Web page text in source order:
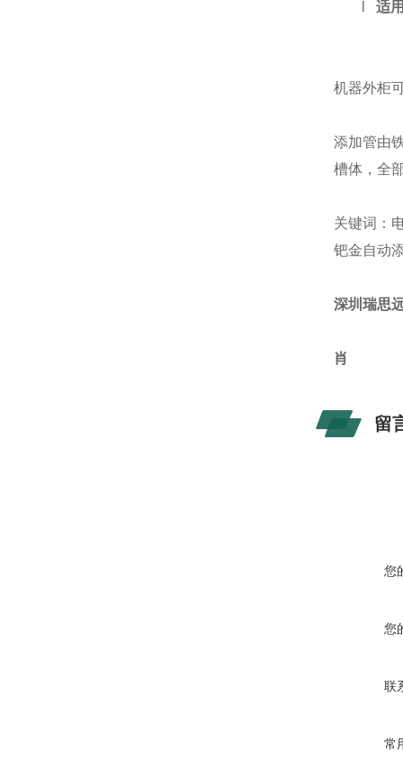
适
机器外柜
添加管由
槽体，全
关键词：
钯金自动
深圳瑞思
肖
留
您
您
联
常